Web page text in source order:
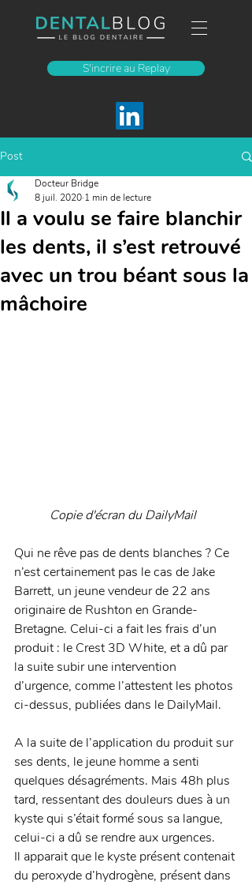
S'incrire au Replay
Post
Il a voulu se faire blanchir
les dents, il s’est retrouvé
avec un trou béant sous la
mâchoire
Docteur Bridge
8 juil. 2020 1 min de lecture
Copie d'écran du DailyMail
Qui ne rêve pas de dents blanches ? Ce
n’est certainement pas le cas de Jake
Barrett, un jeune vendeur de 22 ans
originaire de Rushton en Grande-
Bretagne. Celui-ci a fait les frais d’un
produit : le Crest 3D White, et a dû par
la suite subir une intervention
d’urgence, comme l’attestent les photos
ci-dessus, publiées dans le DailyMail.
A la suite de l’application du produit sur
ses dents, le jeune homme a senti
quelques désagréments. Mais 48h plus
tard, ressentant des douleurs dues à un
kyste qui s’était formé sous sa langue,
celui-ci a dû se rendre aux urgences.
Il apparait que le kyste présent contenait
du peroxyde d’hydrogène, présent dans